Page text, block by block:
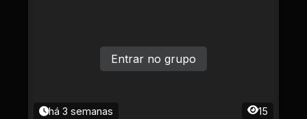
há 3 semanas 15
Entrar no grupo